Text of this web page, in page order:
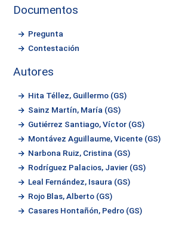
Documentos
Pregunta
Contestación
Autores
Hita Téllez, Guillermo (GS)
Sainz Martín, María (GS)
Gutiérrez Santiago, Víctor (GS)
Montávez Aguillaume, Vicente (GS)
Narbona Ruiz, Cristina (GS)
Rodríguez Palacios, Javier (GS)
Leal Fernández, Isaura (GS)
Rojo Blas, Alberto (GS)
Casares Hontañón, Pedro (GS)